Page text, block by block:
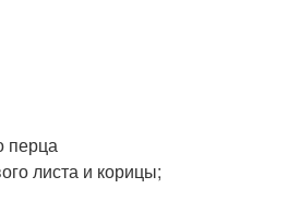
перца
листа и корицы;